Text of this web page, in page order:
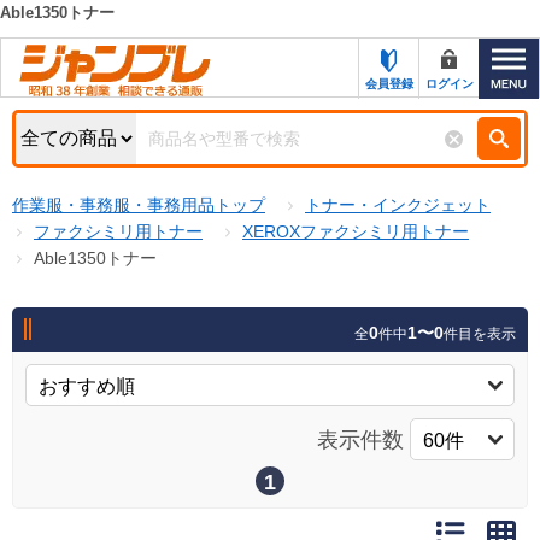
カテゴリー一覧
お知らせ
特集・キャンペーン一覧
初めての方へ
お問い合わせ
新規登録キャンペーン
キーワード検索
検索条件
商品カテゴリから選ぶ
商品ステータスで絞る
キャンペーン
Able1350トナー
会員登録 ログイン
作業服・事務服・事務用品トップ
トナー・インクジェット
ファクシミリ用トナー
XEROXファクシミリ用トナー
Able1350トナー
全0件中1〜0件目を表示
表示件数
1